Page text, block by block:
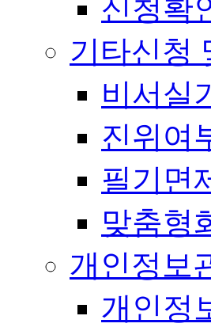
신청확
기타신청
비서실
진위여
필기면
맞춤형
개인정보
개인정